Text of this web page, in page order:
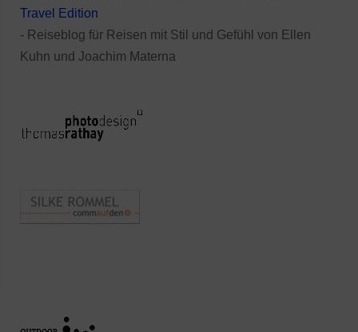
Travel Edition
- Reiseblog für Reisen mit Stil und Gefühl von Ellen
Kuhn und Joachim Materna